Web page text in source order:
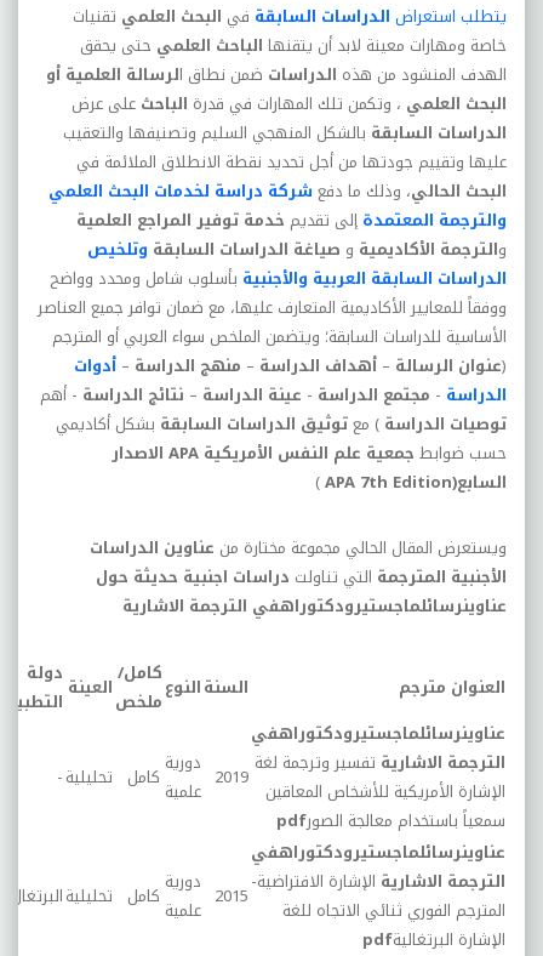
يتطلب استعراض الدراسات السابقة في البحث العلمي تقنيات
خاصة ومهارات معينة لابد أن يتقنها الباحث العلمي حتى يحقق
الهدف المنشود من هذه الدراسات ضمن نطاق الرسالة العلمية أو
البحث العلمي ، وتكمن تلك المهارات في قدرة الباحث على عرض
الدراسات السابقة بالشكل المنهجي السليم وتصنيفها والتعقيب
عليها وتقييم جودتها من أجل تحديد نقطة الانطلاق الملائمة في
البحث الحالي، وذلك ما دفع شركة دراسة لخدمات البحث العلمي
والترجمة المعتمدة إلى تقديم خدمة توفير المراجع العلمية
والترجمة الأكاديمية و صياغة الدراسات السابقة وتلخيص
الدراسات السابقة العربية والأجنبية بأسلوب شامل ومحدد وواضح
ووفقاً للمعايير الأكاديمية المتعارف عليها، مع ضمان توافر جميع العناصر
الأساسية للدراسات السابقة؛ ويتضمن الملخص سواء العربي أو المترجم
(عنوان الرسالة – أهداف الدراسة – منهج الدراسة – أدوات
الدراسة - مجتمع الدراسة - عينة الدراسة – نتائج الدراسة - أهم
توصيات الدراسة ) معتوثيق الدراسات السابقة بشكل أكاديمي
حسب ضوابط جمعية علم النفس الأمريكية APA الاصدار
السابع(APA 7th Edition
)
ويستعرض المقال الحالي مجموعة مختارة من عناوين الدراسات
الأجنبية المترجمة التي تناولت دراسات اجنبية حديثة حول
عناوينرسائلماجستيرودكتوراهفي الترجمة الاشارية
العنوان مترجم السنةالنوعكامل/
ملخصالعينة دولة
التطبيق
عناوينرسائلماجستيرودكتوراهفي
الترجمة الاشارية تفسير وترجمة لغة
الإشارة الأمريكية للأشخاص المعاقين
سمعياً باستخدام معالجة الصورpdf
2019 دورية
علمية كامل تحليلية-
عناوينرسائلماجستيرودكتوراهفي
الترجمة الاشارية الإشارة الافتراضية-
المترجم الفوري ثنائي الاتجاه للغة
الإشارة البرتغاليةpdf
2015 دورية
علمية كامل تحليليةالبرتغال